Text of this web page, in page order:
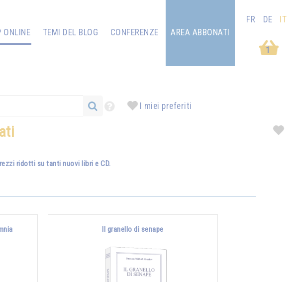
ONLINE TEMI DEL BLOG
CONFERENZE
1
AREA ABBONATI
FR DE IT
I miei preferiti
ridotti su tanti nuovi libri e CD.
Il granello di senape